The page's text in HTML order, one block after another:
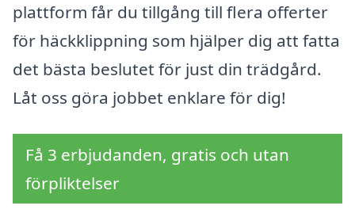
plattform får du tillgång till flera offerter
för häckklippning som hjälper dig att fatta
det bästa beslutet för just din trädgård.
Låt oss göra jobbet enklare för dig!
Få 3 erbjudanden, gratis och utan
förpliktelser